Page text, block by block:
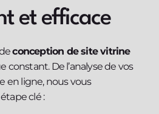
et efficace
conception de site vitrine
constant. De l’analyse de vos
en ligne, nous vous
clé :